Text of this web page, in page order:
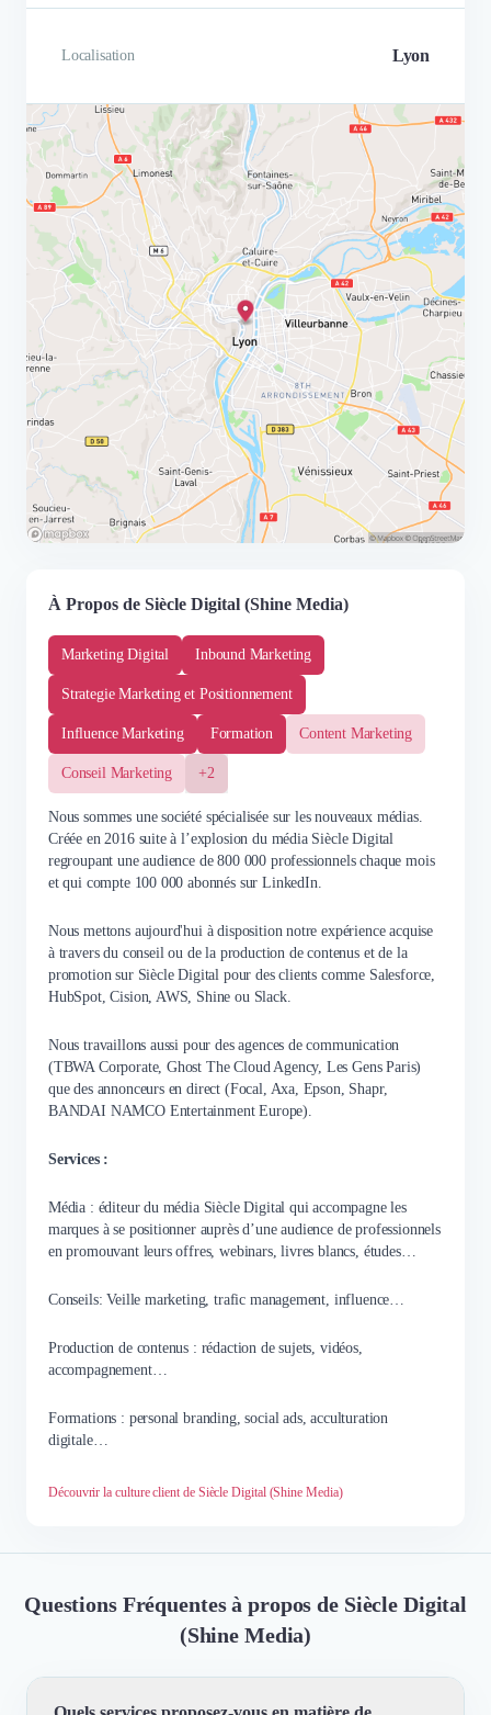
Localisation Lyon
À Propos de Siècle Digital (Shine Media)
Marketing Digital Inbound Marketing
Strategie Marketing et Positionnement
Influence Marketing Formation Content Marketing
Conseil Marketing +2
Nous sommes une société spécialisée sur les nouveaux médias.
Créée en 2016 suite à l’explosion du média Siècle Digital
regroupant une audience de 800 000 professionnels chaque mois
et qui compte 100 000 abonnés sur LinkedIn.
Nous mettons aujourd'hui à disposition notre expérience acquise
à travers du conseil ou de la production de contenus et de la
promotion sur Siècle Digital pour des clients comme Salesforce,
HubSpot, Cision, AWS, Shine ou Slack.
Nous travaillons aussi pour des agences de communication
(TBWA Corporate, Ghost The Cloud Agency, Les Gens Paris)
que des annonceurs en direct (Focal, Axa, Epson, Shapr,
BANDAI NAMCO Entertainment Europe).
Services :
Média : éditeur du média Siècle Digital qui accompagne les
marques à se positionner auprès d’une audience de professionnels
en promouvant leurs offres, webinars, livres blancs, études…
Conseils: Veille marketing, trafic management, influence…
Production de contenus : rédaction de sujets, vidéos,
accompagnement…
Formations : personal branding, social ads, acculturation
digitale…
Découvrir la culture client de Siècle Digital (Shine Media)
Questions Fréquentes à propos de Siècle Digital
(Shine Media)